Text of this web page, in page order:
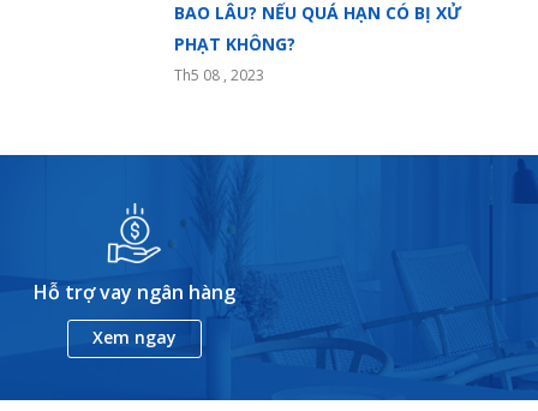
BAO LÂU? NẾU QUÁ HẠN CÓ BỊ XỬ
PHẠT KHÔNG?
Th5 08 , 2023
Hỗ trợ vay ngân hàng
Xem ngay